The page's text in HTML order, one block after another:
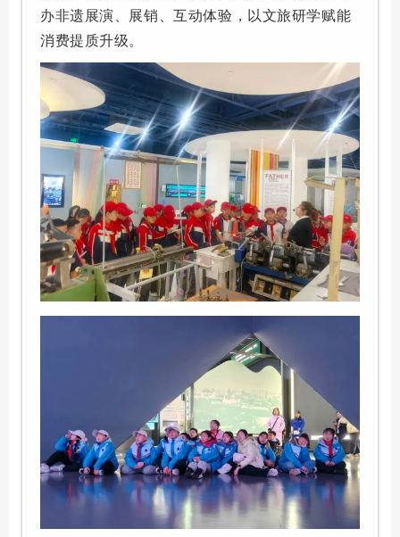
办非遗展演、展销、互动体验，以文旅研学赋能
消费提质升级。